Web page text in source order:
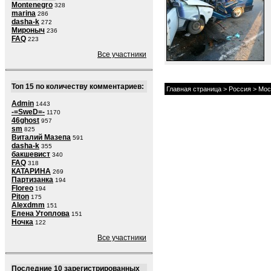
Montenegro 328
marina 286
dasha-k 272
Мироныч 236
FAQ 223
Все участники
Топ 15 по количеству комментариев:
Admin 1443
-=SweD=- 1170
46ghost 957
sm 825
Виталий Мазепа 591
dasha-k 355
бакшевист 340
FAQ 318
КАТАРИНА 269
Партизанка 194
Floreo 194
Piton 175
Alexdmm 151
Елена Утоплова 151
Ночка 122
Все участники
Последние 10 зарегистрированных
Главная страница > Россия >